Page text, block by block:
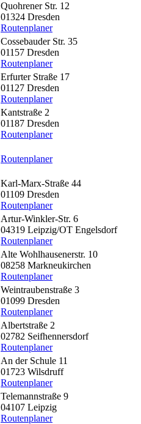
Quohrener Str. 12
01324 Dresden
Routenplaner
Cossebauder Str. 35
01157 Dresden
Routenplaner
Erfurter Straße 17
01127 Dresden
Routenplaner
Kantstraße 2
01187 Dresden
Routenplaner
Routenplaner
Karl-Marx-Straße 44
01109 Dresden
Routenplaner
Artur-Winkler-Str. 6
04319 Leipzig/OT Engelsdorf
Routenplaner
Alte Wohlhausenerstr. 10
08258 Markneukirchen
Routenplaner
Weintraubenstraße 3
01099 Dresden
Routenplaner
Albertstraße 2
02782 Seifhennersdorf
Routenplaner
An der Schule 11
01723 Wilsdruff
Routenplaner
Telemannstraße 9
04107 Leipzig
Routenplaner